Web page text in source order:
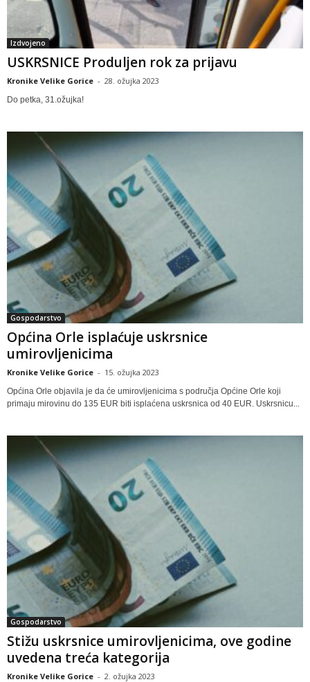
Izdvojeno
USKRSNICE Produljen rok za prijavu
Kronike Velike Gorice - 28. ožujka 2023
Do petka, 31.ožujka!
Gospodarstvo
Općina Orle isplaćuje uskrsnice
umirovljenicima
Kronike Velike Gorice - 15. ožujka 2023
Općina Orle objavila je da će umirovljenicima s područja Općine Orle koji
primaju mirovinu do 135 EUR biti isplaćena uskrsnica od 40 EUR. Uskrsnicu...
Gospodarstvo
Stižu uskrsnice umirovljenicima, ove godine
uvedena treća kategorija
Kronike Velike Gorice - 2. ožujka 2023